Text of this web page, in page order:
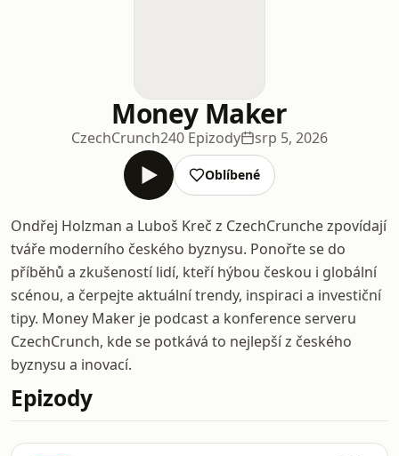
Money Maker
CzechCrunch240 Epizody srp 5, 2026
Oblíbené
Ondřej Holzman a Luboš Kreč z CzechCrunche zpovídají
tváře moderního českého byznysu. Ponořte se do
příběhů a zkušeností lidí, kteří hýbou českou i globální
scénou, a čerpejte aktuální trendy, inspiraci a investiční
tipy. Money Maker je podcast a konference serveru
CzechCrunch, kde se potkává to nejlepší z českého
byznysu a inovací.
Epizody